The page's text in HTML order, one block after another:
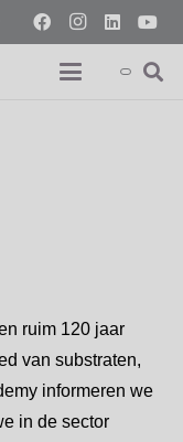
ruim 120 jaar
van substraten,
informeren we
in de sector